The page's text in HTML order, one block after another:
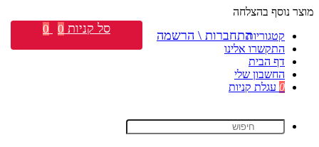
מוצר נוסף בהצלחה
קטגוריות
התקשרו אלינו
דף הבית
החשבון שלי
0 עגלת קניות
התחברות \ הרשמה סל קניות 0
0